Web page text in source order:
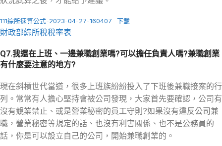
111綜所速算公式-2023-04-27-160407 下載
財政部綜所稅稅率表
Q7.我還在上班、一邊兼職創業嗎?可以擔任負責人嗎?兼職創業
有什麼要注意的地方?
現在斜槓世代當道，很多上班族紛紛投入了下班後兼職接案的行
列。常常有人擔心堅持會被公司發現，大家首先要確認，公司有
沒有競業禁止、或是營業秘密的員工守則?如果沒有違反公司兼
職，營業秘密等規定的話、也沒有利害關係、也不是公務員的
話，你是可以設立自己的公司，開始兼職創業的。